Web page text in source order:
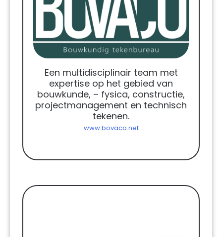
Een multidisciplinair team met
expertise op het gebied van
bouwkunde, – fysica, constructie,
projectmanagement en technisch
tekenen.
www.bovaco.net